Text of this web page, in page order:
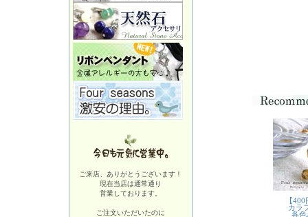
ご来店、ありがとうございます！
現在当店は通常通り
営業しております。
ご注文いただいたのに